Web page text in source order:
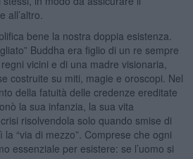
all’altro.
bene la nostra doppia esistenza.
Buddha era figlio di un re sempre
vicini e di una madre visionaria,
costruite su miti, magie e oroscopi. Nel
della fatuità delle credenze ereditate
la sua infanzia, la sua vita
risolvendola solo quando smise di
“via di mezzo”. Comprese che ogni
essenziale per esistere: se l’uomo si